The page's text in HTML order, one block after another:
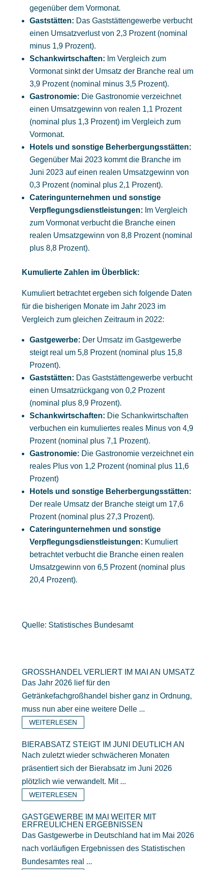
gegenüber dem Vormonat.
Gaststätten: Das Gaststättengewerbe verbucht
einen Umsatzverlust von 2,3 Prozent (nominal
minus 1,9 Prozent).
Schankwirtschaften: Im Vergleich zum
Vormonat sinkt der Umsatz der Branche real um
3,9 Prozent (nominal minus 3,5 Prozent).
Gastronomie: Die Gastronomie verzeichnet
einen Umsatzgewinn von realen 1,1 Prozent
(nominal plus 1,3 Prozent) im Vergleich zum
Vormonat.
Hotels und sonstige Beherbergungsstätten:
Gegenüber Mai 2023 kommt die Branche im
Juni 2023 auf einen realen Umsatzgewinn von
0,3 Prozent (nominal plus 2,1 Prozent).
Cateringunternehmen und sonstige
Verpflegungsdienstleistungen: Im Vergleich
zum Vormonat verbucht die Branche einen
realen Umsatzgewinn von 8,8 Prozent (nominal
plus 8,8 Prozent).
Kumulierte Zahlen im Überblick:
Kumuliert betrachtet ergeben sich folgende Daten
für die bisherigen Monate im Jahr 2023 im
Vergleich zum gleichen Zeitraum in 2022:
Gastgewerbe: Der Umsatz im Gastgewerbe
steigt real um 5,8 Prozent (nominal plus 15,8
Prozent).
Gaststätten: Das Gaststättengewerbe verbucht
einen Umsatzrückgang von 0,2 Prozent
(nominal plus 8,9 Prozent).
Schankwirtschaften: Die Schankwirtschaften
verbuchen ein kumuliertes reales Minus von 4,9
Prozent (nominal plus 7,1 Prozent).
Gastronomie: Die Gastronomie verzeichnet ein
reales Plus von 1,2 Prozent (nominal plus 11,6
Prozent)
Hotels und sonstige Beherbergungsstätten:
Der reale Umsatz der Branche steigt um 17,6
Prozent (nominal plus 27,3 Prozent).
Cateringunternehmen und sonstige
Verpflegungsdienstleistungen: Kumuliert
betrachtet verbucht die Branche einen realen
Umsatzgewinn von 6,5 Prozent (nominal plus
20,4 Prozent).
Quelle: Statistisches Bundesamt
GROSSHANDEL VERLIERT IM MAI AN UMSATZ
Das Jahr 2026 lief für den
Getränkefachgroßhandel bisher ganz in Ordnung,
muss nun aber eine weitere Delle ...
WEITERLESEN
BIERABSATZ STEIGT IM JUNI DEUTLICH AN
Nach zuletzt wieder schwächeren Monaten
präsentiert sich der Bierabsatz im Juni 2026
plötzlich wie verwandelt. Mit ...
WEITERLESEN
GASTGEWERBE IM MAI WEITER MIT
ERFREULICHEN ERGEBNISSEN
Das Gastgewerbe in Deutschland hat im Mai 2026
nach vorläufigen Ergebnissen des Statistischen
Bundesamtes real ...